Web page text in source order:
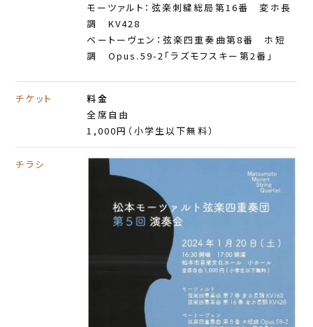
モーツァルト：弦楽刺繍総局第16番 変ホ長
調 KV428
ベートーヴェン：弦楽四重奏曲第8番 ホ短
調 Opus.59-2「ラズモフスキー第2番」
チケット
料金
全席自由
1,000円（小学生以下無料）
チラシ